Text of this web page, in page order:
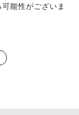
能性がございま